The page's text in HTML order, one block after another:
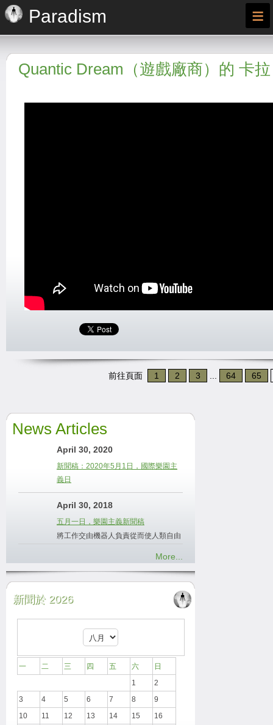
Paradism ≡
Quantic Dream（遊戲廠商）的 卡
前往頁面 1 2 3 64 65
News Articles
April 30, 2020
新聞稿：2020年5月1日，國際樂園主
義日
April 30, 2018
五月一日，樂園主義新聞稿
將工作交由機器人負責從而使人類自由
More...
新聞於 2026
一 二 三 四 五 六
日
1
2
3
4 5 6 7 8
9
10
11 12 13 14 15
16